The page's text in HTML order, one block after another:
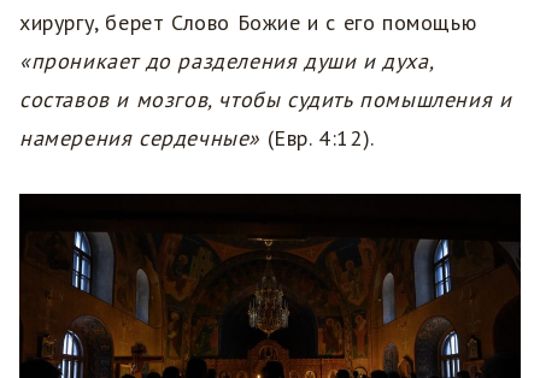
хирургу, берет Слово Божие и с его помощью
«проникает до разделения души и духа,
составов и мозгов, чтобы судить помышления и
намерения сердечные» (Евр. 4:12).